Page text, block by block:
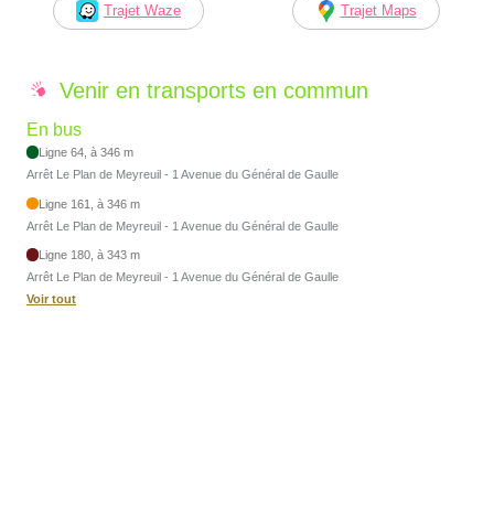
Trajet Waze Trajet Maps
Venir en transports en commun
En bus
Ligne 64, à 346 m
Arrêt Le Plan de Meyreuil - 1 Avenue du Général de Gaulle
Ligne 161, à 346 m
Arrêt Le Plan de Meyreuil - 1 Avenue du Général de Gaulle
Ligne 180, à 343 m
Arrêt Le Plan de Meyreuil - 1 Avenue du Général de Gaulle
Voir tout